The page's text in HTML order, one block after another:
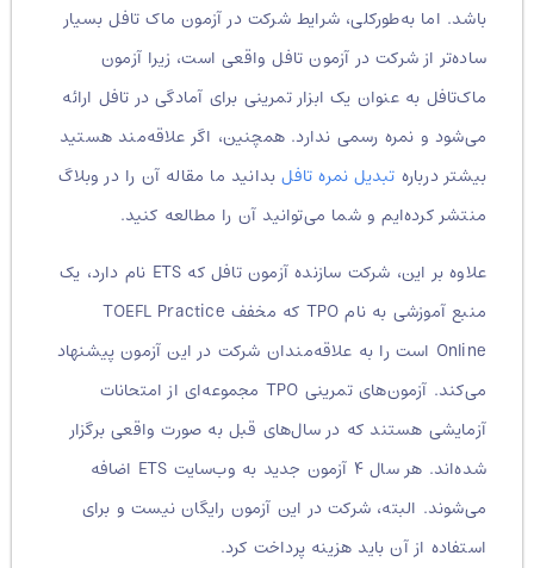
باشد. اما به‌طور‌کلی، شرایط شرکت در آزمون ماک تافل بسیار
ساده‌تر از شرکت در آزمون تافل واقعی است، زیرا آزمون
ماک‌تافل به عنوان یک ابزار تمرینی برای آمادگی در تافل ارائه
می‌شود و نمره رسمی ندارد. همچنین، اگر علاقه‌مند هستید
بیشتر دربارهتبدیل نمره تافل بدانید ما مقاله آن را در وبلاگ
منتشر کرده‌ایم و شما می‌توانید آن را مطالعه کنید.
علاوه بر این، شرکت سازنده آزمون تافل که ETS نام دارد، یک
منبع آموزشی به نام TPO که مخفف TOEFL Practice
Online است را به علاقه‌مندان شرکت در این آزمون پیشنهاد
می‌کند. آزمون‌های تمرینی TPO مجموعه‌ای از امتحانات
آزمایشی هستند که در سال‌های قبل به صورت واقعی برگزار
شده‌اند. هر سال ۴ آزمون جدید به وب‌سایت ETS اضافه
می‌شوند. البته، شرکت در این آزمون رایگان نیست و برای
استفاده از آن باید هزینه پرداخت کرد.